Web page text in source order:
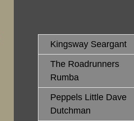
Kings­way Sear­gant
The Road­run­ners
Rumba
Pep­pels Lit­tle Dave
Dutch­man